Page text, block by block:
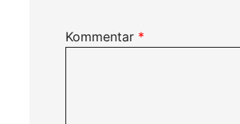
Kommentar *